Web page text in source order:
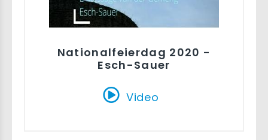
Nationalfeierdag 2020 -
Esch-Sauer
Video